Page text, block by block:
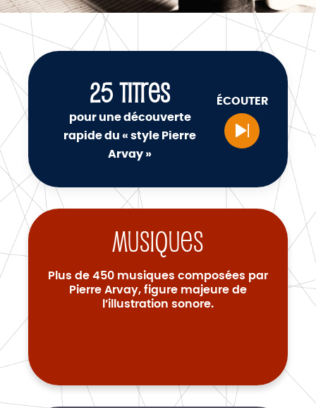
25TITRES
pour une découverte
rapide du « style Pierre
Arvay »
ÉCOUTER
Musiques
Plus de 450 musiques composées par
Pierre Arvay, figure majeure de
l’illustration sonore.